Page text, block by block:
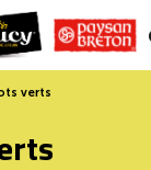
verts